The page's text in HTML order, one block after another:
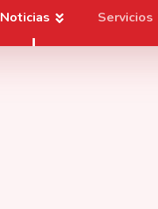
Noticias Servicios